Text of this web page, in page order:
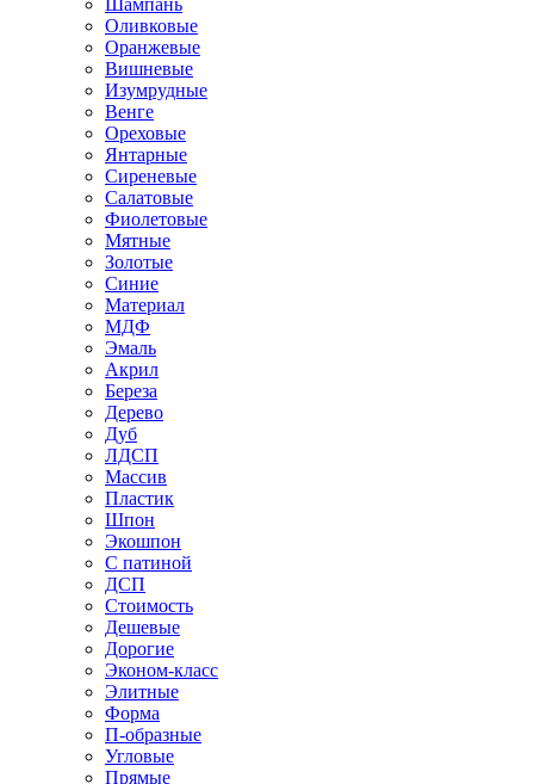
Шампань
Оливковые
Оранжевые
Вишневые
Изумрудные
Венге
Ореховые
Янтарные
Сиреневые
Салатовые
Фиолетовые
Мятные
Золотые
Синие
Материал
МДФ
Эмаль
Акрил
Береза
Дерево
Дуб
ЛДСП
Массив
Пластик
Шпон
Экошпон
С патиной
ДСП
Стоимость
Дешевые
Дорогие
Эконом-класс
Элитные
Форма
П-образные
Угловые
Прямые